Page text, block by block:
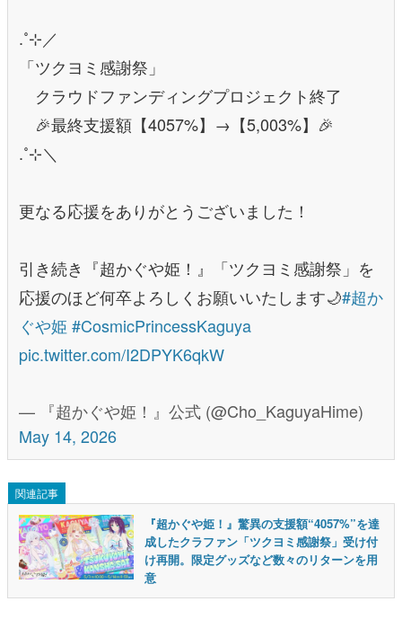
.˚⊹／
「ツクヨミ感謝祭」
クラウドファンディングプロジェクト終了
🎉最終支援額【4057%】→【5,003%】🎉
.˚⊹＼
更なる応援をありがとうございました！
引き続き『超かぐや姫！』「ツクヨミ感謝祭」を
応援のほど何卒よろしくお願いいたします🌙#超か
ぐや姫 #CosmicPrincessKaguya
pic.twitter.com/I2DPYK6qkW
— 『超かぐや姫！』公式 (@Cho_KaguyaHime)
May 14, 2026
関連記事
『超かぐや姫！』驚異の支援額“4057%”を達
成したクラファン「ツクヨミ感謝祭」受け付
け再開。限定グッズなど数々のリターンを用
意